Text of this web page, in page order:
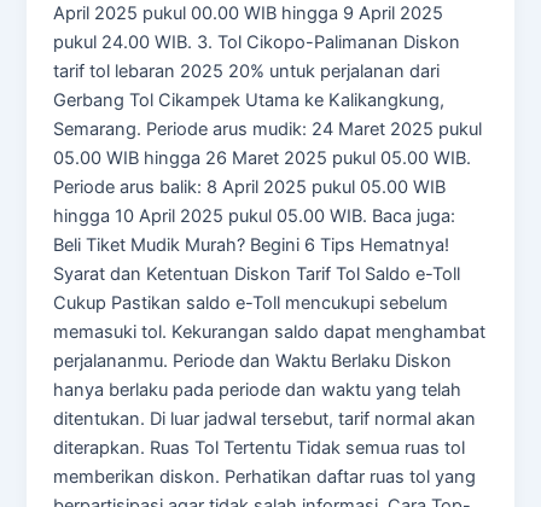
April 2025 pukul 00.00 WIB hingga 9 April 2025
pukul 24.00 WIB. 3. Tol Cikopo-Palimanan Diskon
tarif tol lebaran 2025 20% untuk perjalanan dari
Gerbang Tol Cikampek Utama ke Kalikangkung,
Semarang. Periode arus mudik: 24 Maret 2025 pukul
05.00 WIB hingga 26 Maret 2025 pukul 05.00 WIB.
Periode arus balik: 8 April 2025 pukul 05.00 WIB
hingga 10 April 2025 pukul 05.00 WIB. Baca juga:
Beli Tiket Mudik Murah? Begini 6 Tips Hematnya!
Syarat dan Ketentuan Diskon Tarif Tol Saldo e-Toll
Cukup Pastikan saldo e-Toll mencukupi sebelum
memasuki tol. Kekurangan saldo dapat menghambat
perjalananmu. Periode dan Waktu Berlaku Diskon
hanya berlaku pada periode dan waktu yang telah
ditentukan. Di luar jadwal tersebut, tarif normal akan
diterapkan. Ruas Tol Tertentu Tidak semua ruas tol
memberikan diskon. Perhatikan daftar ruas tol yang